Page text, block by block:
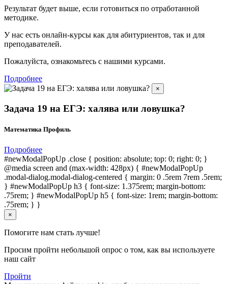
Результат будет выше, если готовиться по отработанной
методике.
У нас есть онлайн-курсы как для абитуриентов, так и для
преподавателей.
Пожалуйста, ознакомьтесь с нашими курсами.
Подробнее
×
Задача 19 на ЕГЭ: халява или ловушка?
Математика Профиль
Подробнее
#newModalPopUp .close { position: absolute; top: 0; right: 0; }
@media screen and (max-width: 428px) { #newModalPopUp
.modal-dialog.modal-dialog-centered { margin: 0 .5rem 7rem .5rem;
} #newModalPopUp h3 { font-size: 1.375rem; margin-bottom:
.75rem; } #newModalPopUp h5 { font-size: 1rem; margin-bottom:
.75rem; } }
×
Помогите нам стать лучше!
Просим пройти небольшой опрос о том, как вы используете
наш сайт
Пройти